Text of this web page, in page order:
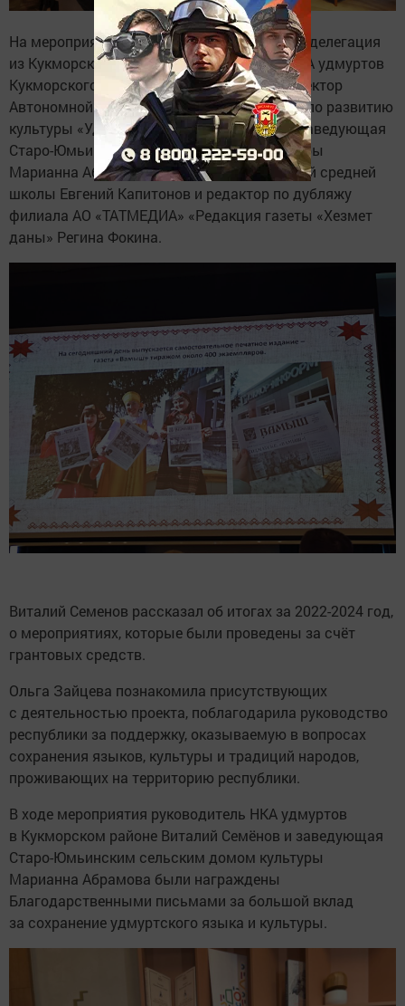
На мероприятии активное участие приняла делегация
из Кукморского района — руководитель НКА удмуртов
Кукморского района Виталий Семенов, директор
Автономной некоммерческой организации по развитию
культуры «Удмурт азбар» Ольга Зайцева, заведующая
Старо-Юмьинским сельским домом культуры
Марианна Абрамова, директор Лельвижской средней
школы Евгений Капитонов и редактор по дубляжу
филиала АО «ТАТМЕДИА» «Редакция газеты «Хезмет
даны» Регина Фокина.
Виталий Семенов рассказал об итогах за 2022-2024 год,
о мероприятиях, которые были проведены за счёт
грантовых средств.
Ольга Зайцева познакомила присутствующих
с деятельностью проекта, поблагодарила руководство
республики за поддержку, оказываемую в вопросах
сохранения языков, культуры и традиций народов,
проживающих на территорию республики.
В ходе мероприятия руководитель НКА удмуртов
в Кукморском районе Виталий Семёнов и заведующая
Старо-Юмьинским сельским домом культуры
Марианна Абрамова были награждены
Благодарственными письмами за большой вклад
за сохранение удмуртского языка и культуры.